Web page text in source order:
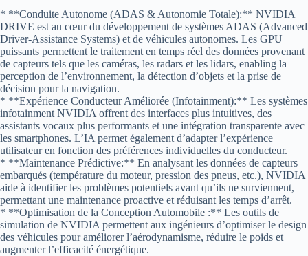
* **Conduite Autonome (ADAS & Autonomie Totale):** NVIDIA
DRIVE est au cœur du développement de systèmes ADAS (Advanced
Driver-Assistance Systems) et de véhicules autonomes. Les GPU
puissants permettent le traitement en temps réel des données provenant
de capteurs tels que les caméras, les radars et les lidars, enabling la
perception de l’environnement, la détection d’objets et la prise de
décision pour la navigation.
* **Expérience Conducteur Améliorée (Infotainment):** Les systèmes
infotainment NVIDIA offrent des interfaces plus intuitives, des
assistants vocaux plus performants et une intégration transparente avec
les smartphones. L’IA permet également d’adapter l’expérience
utilisateur en fonction des préférences individuelles du conducteur.
* **Maintenance Prédictive:** En analysant les données de capteurs
embarqués (température du moteur, pression des pneus, etc.), NVIDIA
aide à identifier les problèmes potentiels avant qu’ils ne surviennent,
permettant une maintenance proactive et réduisant les temps d’arrêt.
* **Optimisation de la Conception Automobile :** Les outils de
simulation de NVIDIA permettent aux ingénieurs d’optimiser le design
des véhicules pour améliorer l’aérodynamisme, réduire le poids et
augmenter l’efficacité énergétique.